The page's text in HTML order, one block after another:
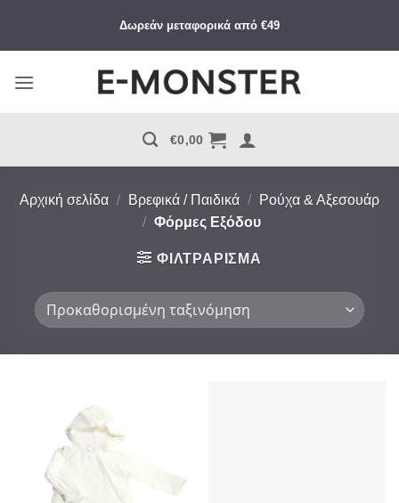
περιεχόμενο
Δωρεάν μεταφορικά από €49
€0,00
Αρχική σελίδα / Βρεφικά / Παιδικά /
Ρούχα & Αξεσουάρ
/ Φόρμες Εξόδου
ΦΙΛΤΡΆΡΙΣΜΑ